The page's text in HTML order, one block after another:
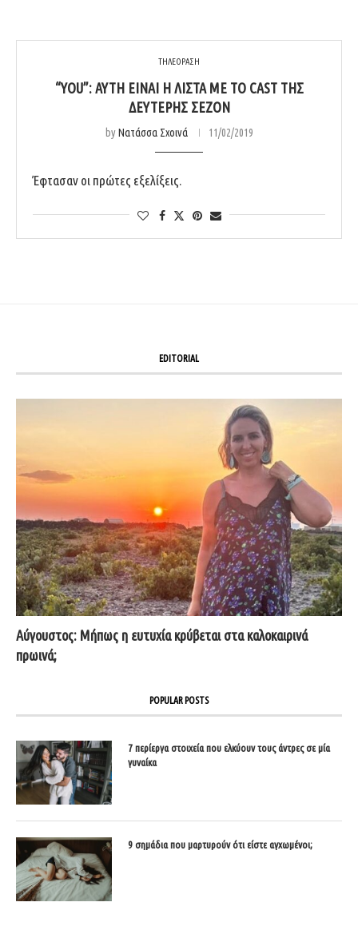
ΤΗΛΕΟΡΑΣΗ
“YOU”: ΑΥΤΉ ΕΊΝΑΙ Η ΛΊΣΤΑ ΜΕ ΤΟ CAST ΤΗΣ
ΔΕΎΤΕΡΗΣ ΣΕΖΌΝ
byΝατάσσα Σχοινά 11/02/2019
Έφτασαν οι πρώτες εξελίξεις.
EDITORIAL
Αύγουστος: Μήπως η ευτυχία κρύβεται στα καλοκαιρινά
πρωινά;
POPULAR POSTS
7 περίεργα στοιχεία που ελκύουν τους άντρες σε μία
γυναίκα
9 σημάδια που μαρτυρούν ότι είστε αγχωμένοι;